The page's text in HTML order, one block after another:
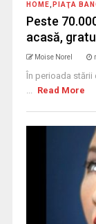
HOME PIAŢA
Peste
acasă,
Moise Norel
În perioada stării
... Read More